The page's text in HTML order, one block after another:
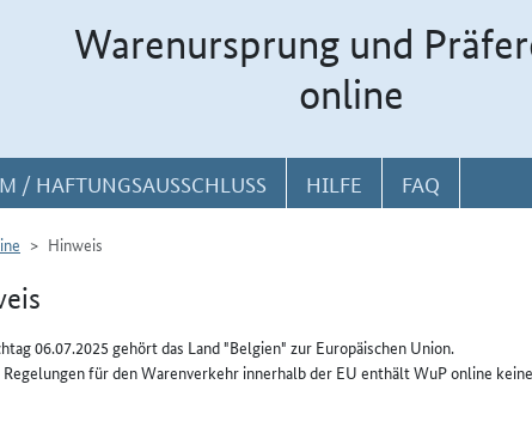
Warenursprung und
online
/ HAFTUNGSAUSSCHLUSS HILFE FAQ
Hinweis
06.07.2025 gehört das Land "Belgien" zur Europäischen Union.
für den Warenverkehr innerhalb der EU enthält WuP online